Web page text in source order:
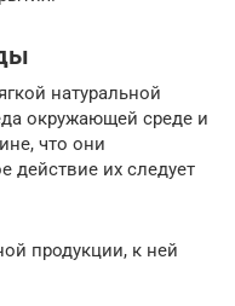
натуральной
окружающей среде и
что они
действие их следует
продукции, к ней